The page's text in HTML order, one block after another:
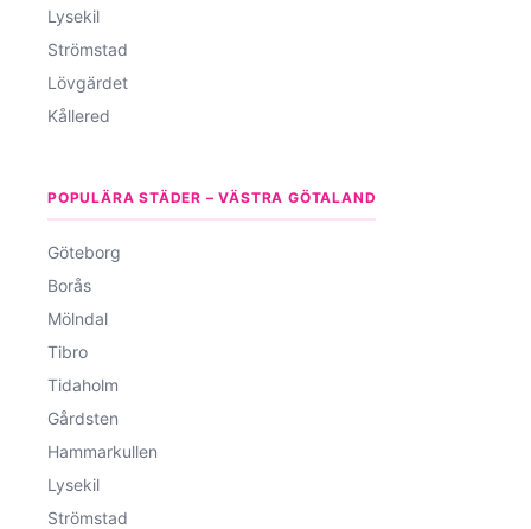
Lysekil
Strömstad
Lövgärdet
Kållered
POPULÄRA STÄDER – VÄSTRA GÖTALAND
Göteborg
Borås
Mölndal
Tibro
Tidaholm
Gårdsten
Hammarkullen
Lysekil
Strömstad